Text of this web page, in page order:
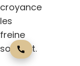
croyance
les
freine
souvent.